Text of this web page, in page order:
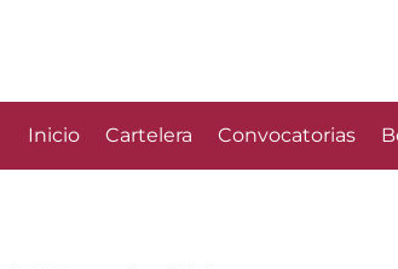
Inicio Cartelera Convocatorias